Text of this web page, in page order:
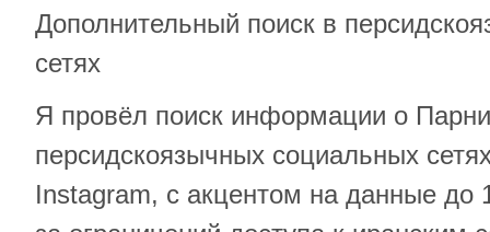
Дополнительный поиск в
сетях
Я провёл поиск информации о
персидскоязычных социальных
Instagram, с акцентом на данные до